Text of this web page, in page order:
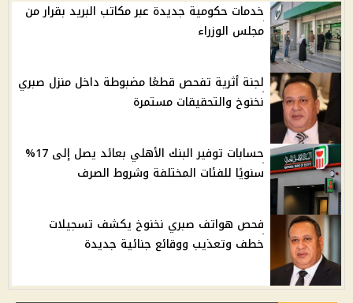
خدمات حكومية جديدة عبر مكاتب البريد بقرار من
مجلس الوزراء
لجنة أثرية تفحص قطعًا مضبوطة داخل منزل صبري
نخنوخ والتحقيقات مستمرة
حسابات توفير البنك الأهلي بعائد يصل إلى 17%
سنويًا للفئات المختلفة وشروط الصرف
فحص هواتف صبري نخنوخ يكشف تسجيلات
خطف وتعذيب ووقائع جنائية جديدة